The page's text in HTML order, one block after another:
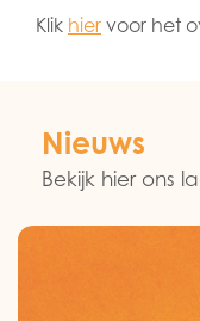
Klik hier voor het
Nieuws
Bekijk hier ons